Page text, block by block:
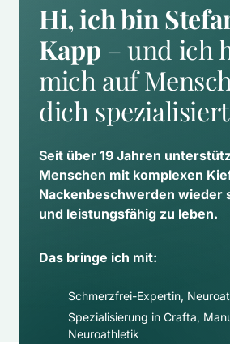
Hi, ich bin
Kapp – und ich
mich auf
dich
Seit über 19 Jahren
Menschen mit komplexen
Nackenbeschwerden wieder
und leistungsfähig zu leben.
Das bringe ich mit:
Schmerzfrei-Expertin,
Spezialisierung in Crafta,
Neuroathletik